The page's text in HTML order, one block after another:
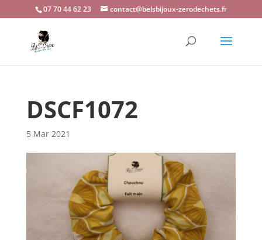
07 70 44 62 23 contact@belsbijoux-zerodechets.fr
DSCF1072
5 Mar 2021